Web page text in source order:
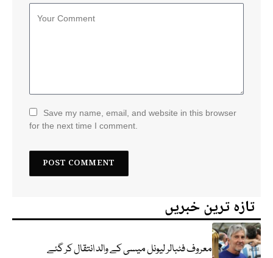
Save my name, email, and website in this browser
for the next time I comment.
تازہ ترین خبریں
معروف فٹبالر لیونل میسی کے والد انتقال کر گئے